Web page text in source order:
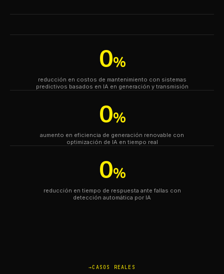
0%
reducción en costos de mantenimiento con sistemas
predictivos basados en IA en generación y transmisión
0%
aumento en eficiencia de generación renovable con
optimización de IA en tiempo real
0%
reducción en tiempo de respuesta ante fallas con
detección automática por IA
CASOS REALES